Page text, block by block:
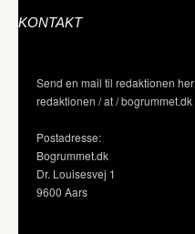
KONTAKT
Send en mail til redaktionen her
redaktionen / at / bogrummet.dk
Postadresse:
Bogrummet.dk
Dr. Louisesvej 1
9600 Aars